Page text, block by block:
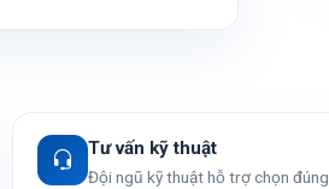
Tư vấn kỹ thuật
Đội ngũ kỹ thuật hỗ trợ chọn đúng